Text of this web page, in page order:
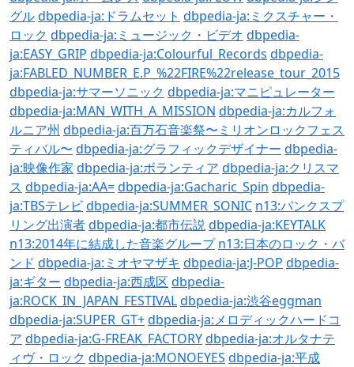
グルdbpedia-ja:ドラムセット dbpedia-ja:ミクスチャー・
ロック dbpedia-ja:ミュージック・ビデオ dbpedia-
ja:EASY_GRIP dbpedia-ja:Colourful_Records dbpedia-
ja:FABLED_NUMBER_E.P_%22FIRE%22release_tour_2015
dbpedia-ja:サマーソニック dbpedia-ja:マニピュレーター
dbpedia-ja:MAN_WITH_A_MISSION dbpedia-ja:カルフォ
ルニア州 dbpedia-ja:百万石音楽祭〜ミリオンロックフェス
ティバル〜 dbpedia-ja:グラフィックデザイナー dbpedia-
ja:映像作家 dbpedia-ja:ボランティア dbpedia-ja:クリスマ
ス dbpedia-ja:AA=dbpedia-ja:Gacharic_Spin dbpedia-
ja:TBSテレビdbpedia-ja:SUMMER_SONIC n13:パンクスプ
リング出演者dbpedia-ja:都市伝説dbpedia-ja:KEYTALK
n13:2014年に結成した音楽グループ n13:日本のロック・バ
ンド dbpedia-ja:ミオヤマザキ dbpedia-ja:J-POP dbpedia-
ja:ギター dbpedia-ja:西成区 dbpedia-
ja:ROCK_IN_JAPAN_FESTIVALdbpedia-ja:渋谷eggman
dbpedia-ja:SUPER_GT+dbpedia-ja:メロディックハードコ
ア dbpedia-ja:G-FREAK_FACTORYdbpedia-ja:オルタナテ
ィヴ・ロック dbpedia-ja:MONOEYES dbpedia-ja:平成